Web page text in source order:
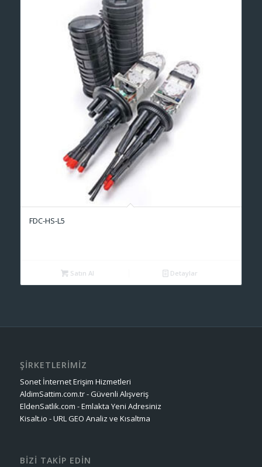
FDC-HS-L5
Satın Al Detaylar
ŞİRKETLERİMİZ
Sonet İnternet Erişim Hizmetleri
AldimSattim.com.tr - Güvenli Alışveriş
EldenSatlik.com - Emlakta Yeni Adresiniz
Kisalt.io - URL GEO Analiz ve Kısaltma
BİZİ TAKİP EDİN